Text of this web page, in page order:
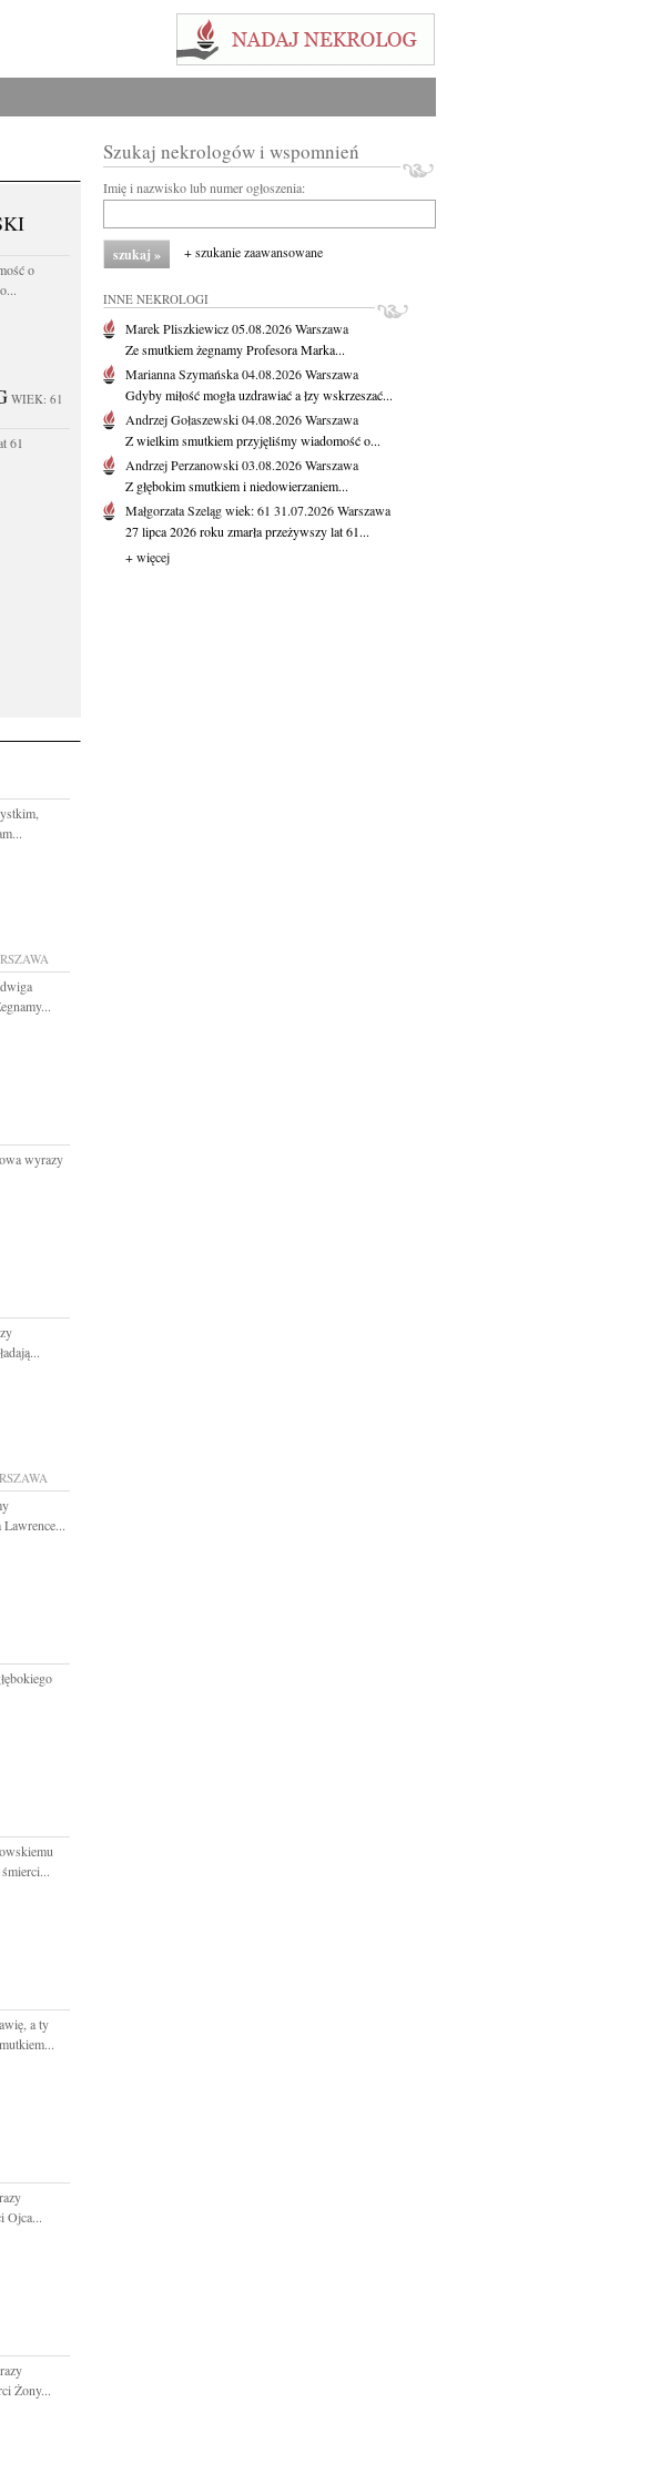
o
WIEK: 61
61
wyrazy
a ty
Ojca...
Żony...
Szukaj nekrologów i wspomnień
Imię i nazwisko lub numer ogłoszenia:
+ szukanie zaawansowane
INNE NEKROLOGI
Marek Pliszkiewicz05.08.2026Warszawa
Ze smutkiem żegnamy Profesora Marka...
Marianna Szymańska04.08.2026Warszawa
Gdyby miłość mogła uzdrawiać a łzy wskrzeszać...
Andrzej Gołaszewski04.08.2026Warszawa
Z wielkim smutkiem przyjęliśmy wiadomość o...
Andrzej Perzanowski03.08.2026Warszawa
Z głębokim smutkiem i niedowierzaniem...
Małgorzata Szelągwiek: 61 31.07.2026Warszawa
27 lipca 2026 roku zmarła przeżywszy lat 61...
+ więcej